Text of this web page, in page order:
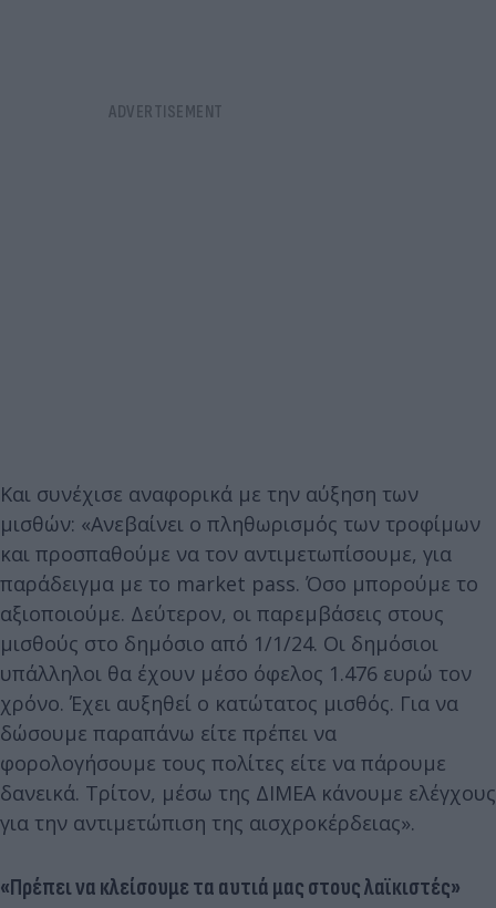
Και συνέχισε αναφορικά με την αύξηση των
μισθών: «Ανεβαίνει ο πληθωρισμός των τροφίμων
και προσπαθούμε να τον αντιμετωπίσουμε, για
παράδειγμα με το market pass. Όσο μπορούμε το
αξιοποιούμε. Δεύτερον, οι παρεμβάσεις στους
μισθούς στο δημόσιο από 1/1/24. Οι δημόσιοι
υπάλληλοι θα έχουν μέσο όφελος 1.476 ευρώ τον
χρόνο. Έχει αυξηθεί ο κατώτατος μισθός. Για να
δώσουμε παραπάνω είτε πρέπει να
φορολογήσουμε τους πολίτες είτε να πάρουμε
δανεικά. Τρίτον, μέσω της ΔΙΜΕΑ κάνουμε ελέγχους
για την αντιμετώπιση της αισχροκέρδειας».
«Πρέπει να κλείσουμε τα αυτιά μας στους λαϊκιστές»